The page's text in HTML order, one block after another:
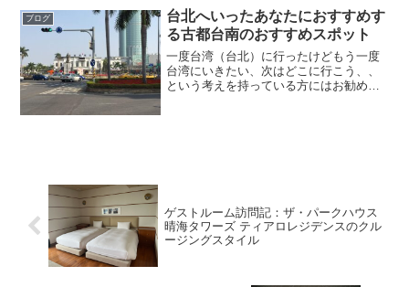
ている事を前提としています。注意点と
して、この記事は201...
ブログ
台北へいったあなたにおすすめす
る古都台南のおすすめスポット
一度台湾（台北）に行ったけどもう一度
台湾にいきたい、次はどこに行こう、、
という考えを持っている方にはお勧めで
ゲストルーム訪問記：ザ・パークハウス
晴海タワーズ ティアロレジデンスのクル
ージングスタイル